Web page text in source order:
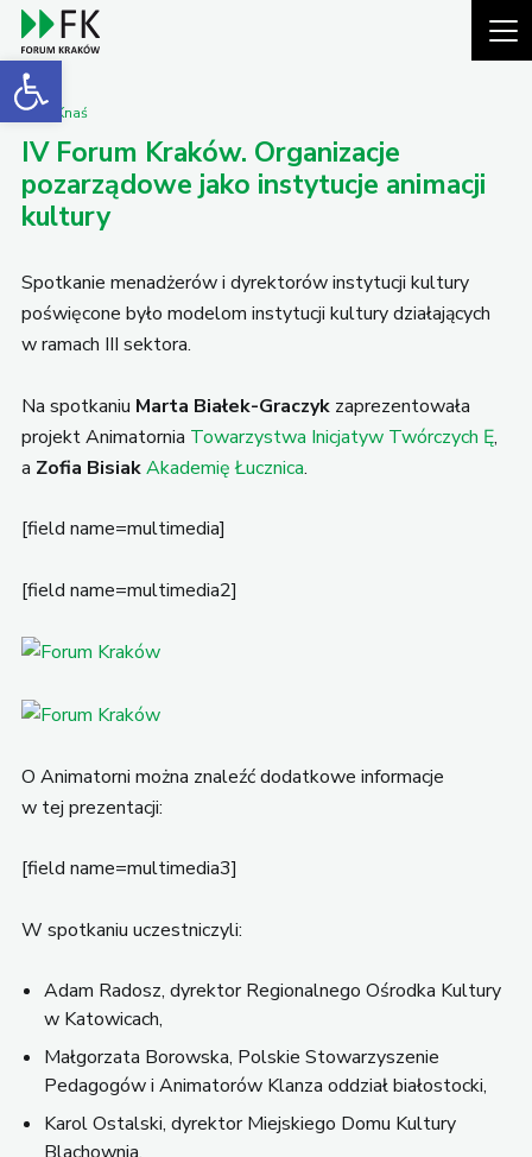
Open toolbar
Piotr Knaś
IV Forum Kraków. Organizacje
pozarządowe jako instytucje animacji
kultury
Spotkanie menadżerów i dyrektorów instytucji kultury
poświęcone było modelom instytucji kultury działających
w ramach III sektora.
Na spotkaniu Marta Białek-Graczykzaprezentowała
projekt Animatornia Towarzystwa Inicjatyw Twórczych Ę,
a Zofia Bisiak Akademię Łucznica.
[field name=multimedia]
[field name=multimedia2]
O Animatorni można znaleźć dodatkowe informacje
w tej prezentacji:
[field name=multimedia3]
W spotkaniu uczestniczyli:
Adam Radosz, dyrektor Regionalnego Ośrodka Kultury
w Katowicach,
Małgorzata Borowska, Polskie Stowarzyszenie
Pedagogów i Animatorów Klanza oddział białostocki,
Karol Ostalski, dyrektor Miejskiego Domu Kultury
Blachownia,